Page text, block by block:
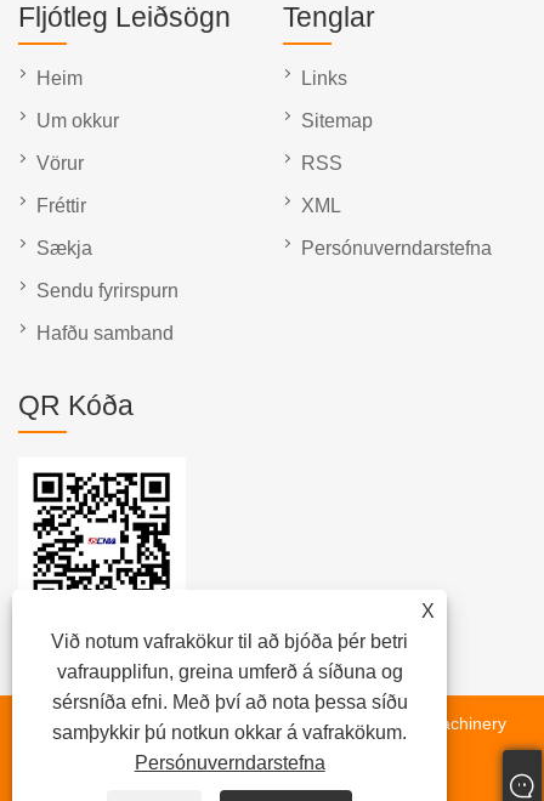
X
Við notum vafrakökur til að bjóða þér betri
vafraupplifun, greina umferð á síðuna og
sérsníða efni. Með því að nota þessa síðu
samþykkir þú notkun okkar á vafrakökum.
Persónuverndarstefna
Fljótleg Leiðsögn
Heim
Um okkur
Vörur
Fréttir
Sækja
Sendu fyrirspurn
Hafðu samband
Tenglar
Links
Sitemap
RSS
XML
Persónuverndarstefna
QR Kóða
Höfundarréttur © 2023 Jiangsu Wuyun Transmission Machinery
Co., Ltd. Öll réttindi áskilin.